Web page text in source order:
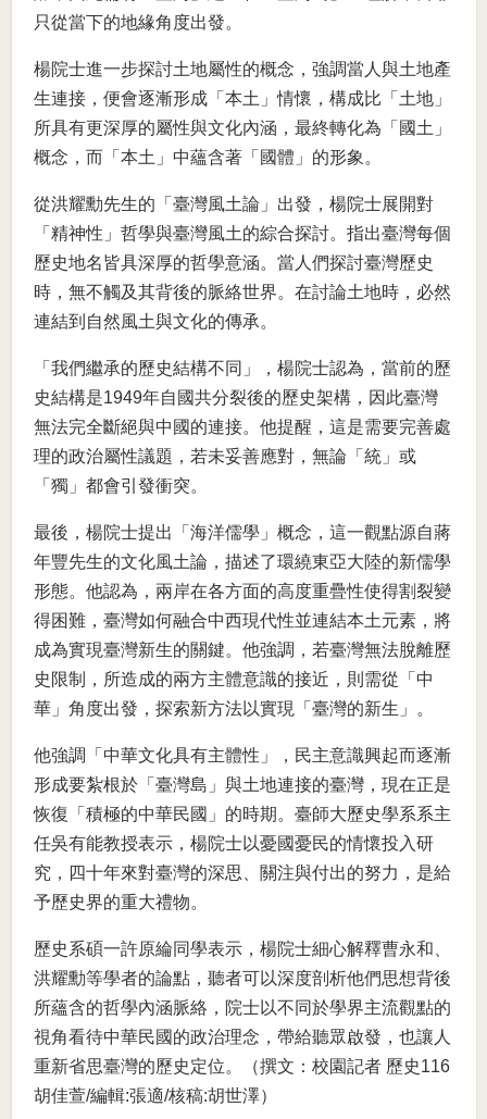
只從當下的地緣角度出發。
楊院士進一步探討土地屬性的概念，強調當人與土地產
生連接，便會逐漸形成「本土」情懷，構成比「土地」
所具有更深厚的屬性與文化內涵，最終轉化為「國土」
概念，而「本土」中蘊含著「國體」的形象。
從洪耀勳先生的「臺灣風土論」出發，楊院士展開對
「精神性」哲學與臺灣風土的綜合探討。指出臺灣每個
歷史地名皆具深厚的哲學意涵。當人們探討臺灣歷史
時，無不觸及其背後的脈絡世界。在討論土地時，必然
連結到自然風土與文化的傳承。
「我們繼承的歷史結構不同」，楊院士認為，當前的歷
史結構是1949年自國共分裂後的歷史架構，因此臺灣
無法完全斷絕與中國的連接。他提醒，這是需要完善處
理的政治屬性議題，若未妥善應對，無論「統」或
「獨」都會引發衝突。
最後，楊院士提出「海洋儒學」概念，這一觀點源自蔣
年豐先生的文化風土論，描述了環繞東亞大陸的新儒學
形態。他認為，兩岸在各方面的高度重疊性使得割裂變
得困難，臺灣如何融合中西現代性並連結本土元素，將
成為實現臺灣新生的關鍵。他強調，若臺灣無法脫離歷
史限制，所造成的兩方主體意識的接近，則需從「中
華」角度出發，探索新方法以實現「臺灣的新生」。
他強調「中華文化具有主體性」，民主意識興起而逐漸
形成要紮根於「臺灣島」與土地連接的臺灣，現在正是
恢復「積極的中華民國」的時期。臺師大歷史學系系主
任吳有能教授表示，楊院士以憂國憂民的情懷投入研
究，四十年來對臺灣的深思、關注與付出的努力，是給
予歷史界的重大禮物。
歷史系碩一許原綸同學表示，楊院士細心解釋曹永和、
洪耀勳等學者的論點，聽者可以深度剖析他們思想背後
所蘊含的哲學內涵脈絡，院士以不同於學界主流觀點的
視角看待中華民國的政治理念，帶給聽眾啟發，也讓人
重新省思臺灣的歷史定位。（撰文：校園記者 歷史116
胡佳萱/編輯:張適/核稿:胡世澤）